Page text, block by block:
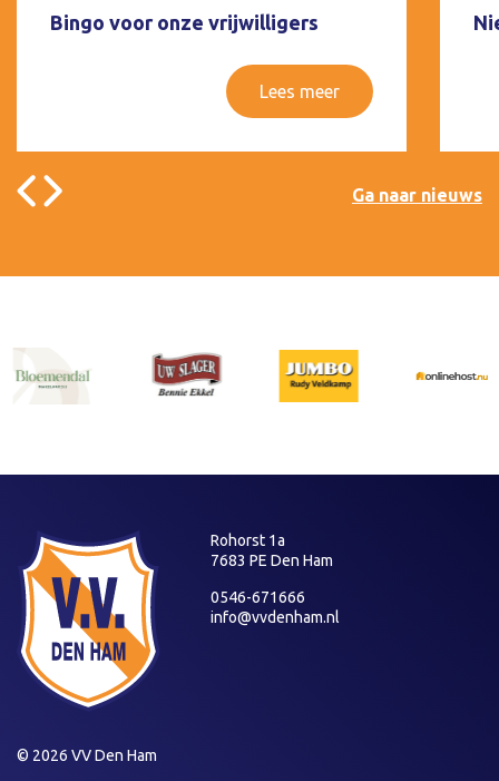
Bingo voor onze vrijwilligers
Lees meer
Ga naar nieuws
Rohorst 1a
7683 PE Den Ham
0546-671666
info@vvdenham.nl
© 2026 VV Den Ham